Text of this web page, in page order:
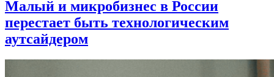
Малый и микробизнес в России
перестает быть технологическим
аутсайдером